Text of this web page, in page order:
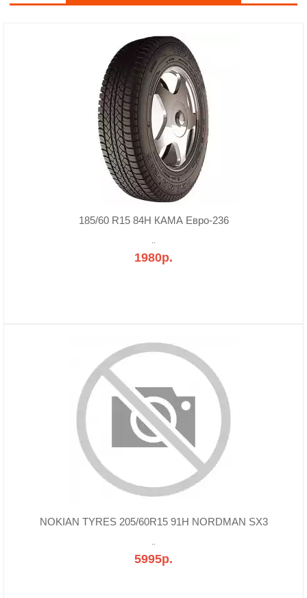
185/60 R15 84H КАМА Евро-236
..
1980р.
NOKIAN TYRES 205/60R15 91H NORDMAN SX3
..
5995р.